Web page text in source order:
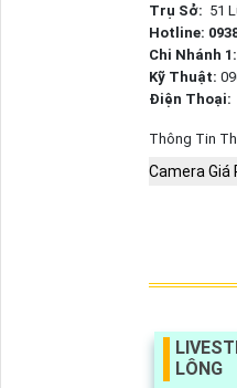
Trụ Sở: 51
Hotline:
Chi Nhánh 1:
Kỹ Thuật:
Điện Thoại:
Thông Tin
Camera Giá
LÔNG